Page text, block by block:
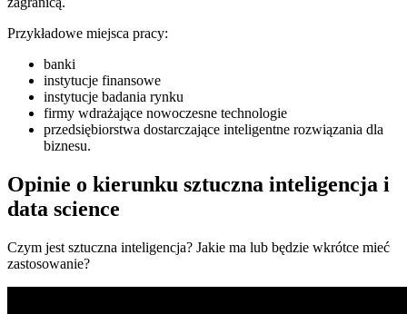
Przykładowe miejsca pracy:
banki
instytucje finansowe
instytucje badania rynku
firmy wdrażające nowoczesne technologie
przedsiębiorstwa dostarczające inteligentne rozwiązania dla
biznesu.
Opinie o kierunku sztuczna inteligencja i
data science
Czym jest sztuczna inteligencja? Jakie ma lub będzie wkrótce mieć
zastosowanie?